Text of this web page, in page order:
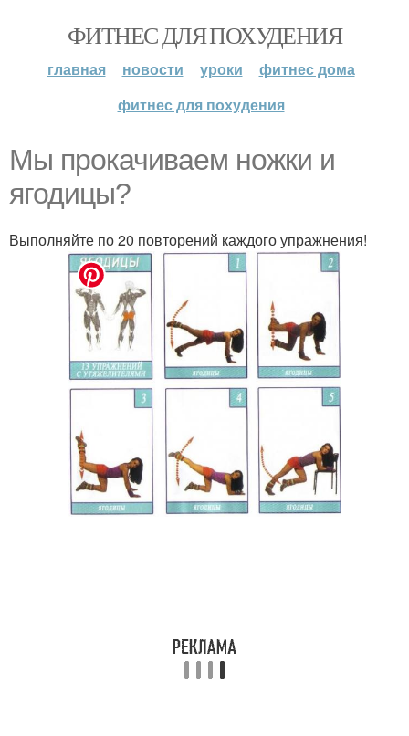
ФИТНЕС ДЛЯ ПОХУДЕНИЯ
главная новости уроки
фитнес дома
фитнес для похудения
Мы прокачиваем ножки и
ягодицы?
Выполняйте по 20 повторений каждого упражнения!